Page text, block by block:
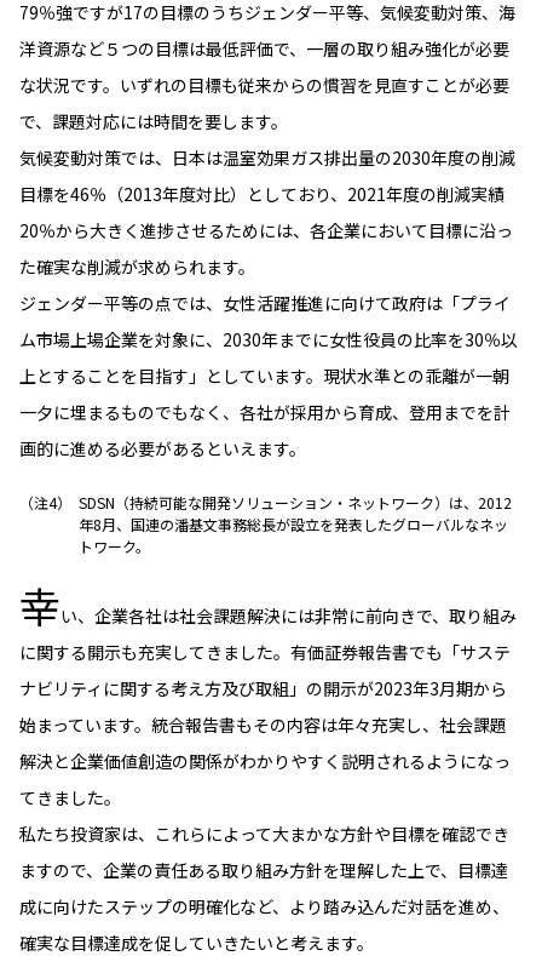
79％強ですが17の目標のうちジェンダー平等、気候変動対策、海
洋資源など５つの目標は最低評価で、一層の取り組み強化が必要
な状況です。いずれの目標も従来からの慣習を見直すことが必要
で、課題対応には時間を要します。
気候変動対策では、日本は温室効果ガス排出量の2030年度の削減
目標を46％（2013年度対比）としており、2021年度の削減実績
20％から大きく進捗させるためには、各企業において目標に沿っ
た確実な削減が求められます。
ジェンダー平等の点では、女性活躍推進に向けて政府は「プライ
ム市場上場企業を対象に、2030年までに女性役員の比率を30％以
上とすることを目指す」としています。現状水準との乖離が一朝
一夕に埋まるものでもなく、各社が採用から育成、登用までを計
画的に進める必要があるといえます。
SDSN（持続可能な開発ソリューション・ネットワーク）は、2012
年8月、国連の潘基文事務総長が設立を発表したグローバルなネッ
トワーク。
幸い、企業各社は社会課題解決には非常に前向きで、取り組み
に関する開示も充実してきました。有価証券報告書でも「サステ
ナビリティに関する考え方及び取組」の開示が2023年3月期から
始まっています。統合報告書もその内容は年々充実し、社会課題
解決と企業価値創造の関係がわかりやすく説明されるようになっ
てきました。
私たち投資家は、これらによって大まかな方針や目標を確認でき
ますので、企業の責任ある取り組み方針を理解した上で、目標達
成に向けたステップの明確化など、より踏み込んだ対話を進め、
確実な目標達成を促していきたいと考えます。